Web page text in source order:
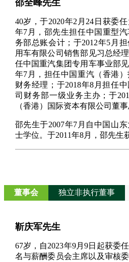
邵全峰先生
40岁，于2020年2月24日获委
年7月，邵先生担任中国重型
务部总账会计；于2012年5月
用车有限公司销售部见习总经
任中国重汽集团专用车事业部
年7月，担任中国重汽（香港
财务经理；于2018年8月担任
司财务部一级业务主办；于
（香港）国际资本有限公司董事
邵先生于2007年7月自中国山
士学位。于2011年8月，邵先生
董事会 独立非执行董事
靳庆军先生
67岁，自2023年9月9日起获委
名与薪酬委员会主席以及审核